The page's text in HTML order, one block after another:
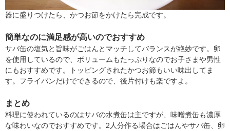
器に盛りつけたら、かつお節をかけたら完成です。
簡単なのに満足感が高いのでおすすめ
サバ缶の塩気と旨味がごはんとマッチしてバランスが絶妙です。卵
を使用しているので、ボリュームもたっぷりなのでお子さまや男性
にもおすすめです。トッピングされたかつお節もいい味出してま
す。フライパンだけでできるので、後片付けも楽ですよ。
まとめ
料理に使われているのはサバの水煮缶は主ですが、味噌煮缶も濃厚
な味わいなのでおすすめです。2人分作る場合はごはんやサバ缶、卵